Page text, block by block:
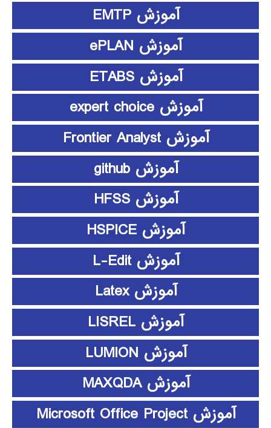
آموزش EMTP
آموزش ePLAN
آموزش ETABS
آموزش expert choice
آموزش Frontier Analyst
آموزش github
آموزش HFSS
آموزش HSPICE
آموزش L-Edit
آموزش Latex
آموزش LISREL
آموزش LUMION
آموزش MAXQDA
آموزش Microsoft Office Project